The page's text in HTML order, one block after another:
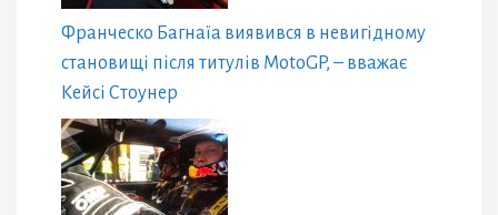
Франческо Багнаїа виявився в невигідному
становищі після титулів MotoGP, – вважає
Кейсі Стоунер